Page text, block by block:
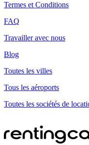
Termes et Conditions
FAQ
Travailler avec nous
Blog
Toutes les villes
Tous les aéroports
Toutes les sociétés de